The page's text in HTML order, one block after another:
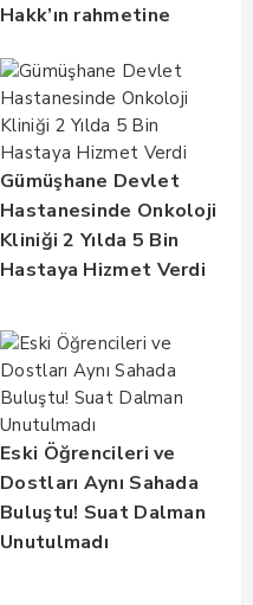
Hakk’ın rahmetine
Gümüşhane Devlet
Hastanesinde Onkoloji
Kliniği 2 Yılda 5 Bin
Hastaya Hizmet Verdi
Eski Öğrencileri ve
Dostları Aynı Sahada
Buluştu! Suat Dalman
Unutulmadı